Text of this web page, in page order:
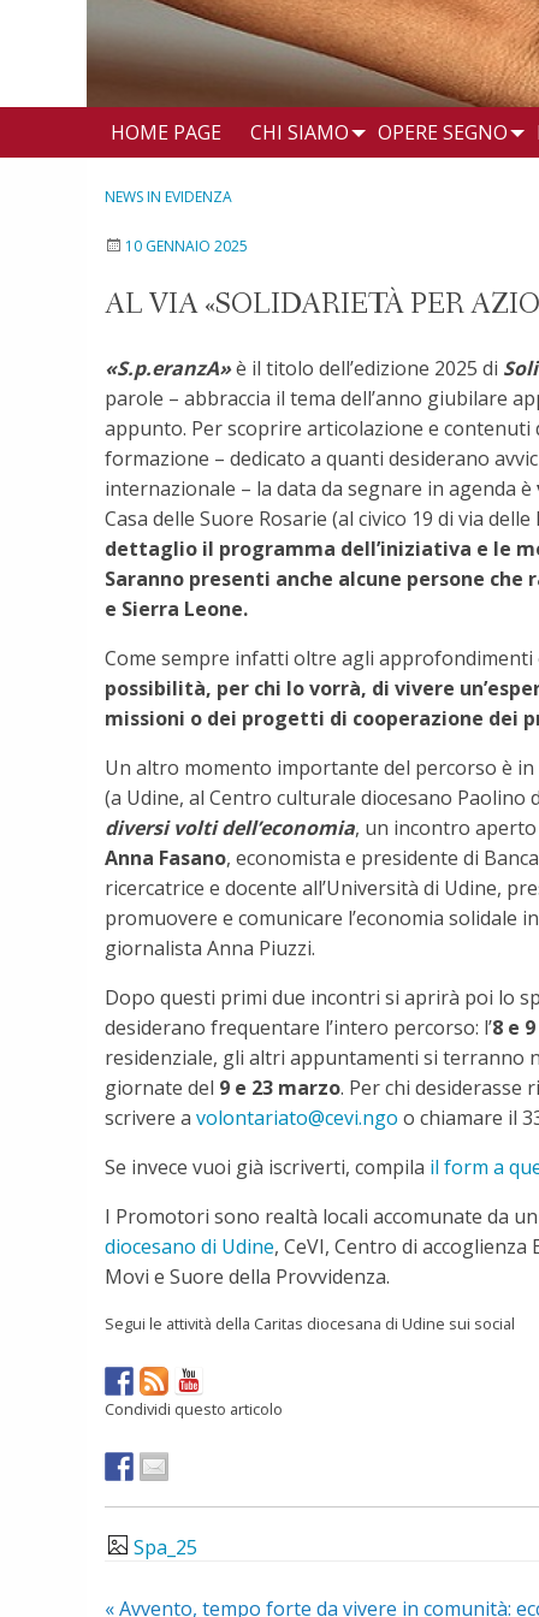
HOME PAGE CHI SIAMO OPERE SEGNO
NEWS IN EVIDENZA
10 GENNAIO 2025
AL VIA «SOLIDARIETÀ PER
«S.p.eranzA»è il titolo dell’edizione 2025 di
parole – abbraccia il tema dell’anno giubilare
appunto. Per scoprire articolazione e contenuti
formazione – dedicato a quanti desiderano
internazionale – la data da segnare in agenda è
Casa delle Suore Rosarie (al civico 19 di via
dettaglio il programma dell’iniziativa e le
Saranno presenti anche alcune persone
e Sierra Leone.
Come sempre infatti oltre agli
possibilità, per chi lo vorrà, di vivere
missioni o dei progetti di cooperazione dei
Un altro momento importante del percorso è
(a Udine, al Centro culturale diocesano Paolino
diversi volti dell’economia, un incontro
Anna Fasano, economista e presidente di
ricercatrice e docente all’Università di Udine,
promuovere e comunicare l’economia solidale
giornalista Anna Piuzzi.
Dopo questi primi due incontri si aprirà poi lo
desiderano frequentare l’intero percorso: l’8 e
residenziale, gli altri appuntamenti si terranno
giornate del 9 e 23 marzo. Per chi desiderasse
scrivere a volontariato@cevi.ngo o chiamare il
Se invece vuoi già iscriverti, compila il form a
I Promotori sono realtà locali accomunate da
diocesano di Udine, CeVI, Centro di
Movi e Suore della Provvidenza.
Segui le attività della Caritas diocesana di Udine sui social
Condividi questo articolo
Spa_25
«Avvento, tempo forte da vivere in comunità: